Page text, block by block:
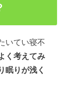
いてい寝不
く考えてみ
眠りが浅く